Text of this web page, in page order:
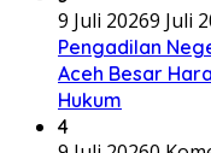
9 Juli 20269 Juli
Pengadilan
Aceh Besar
Hukum
4